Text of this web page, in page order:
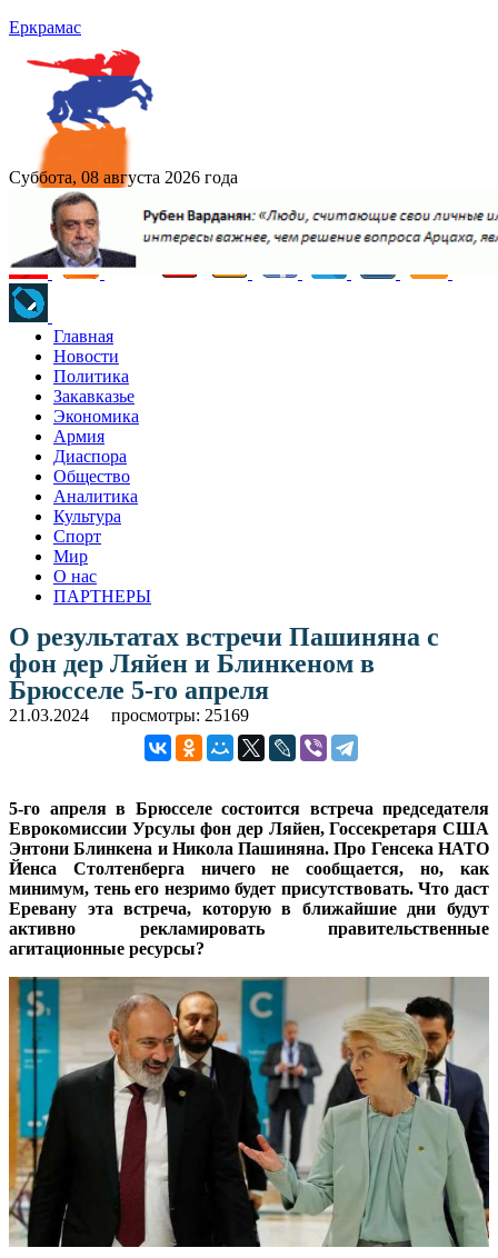
Еркрамас
Суббота, 08 августа 2026 года
Главная
Новости
Политика
Закавказье
Экономика
Армия
Диаспора
Общество
Аналитика
Культура
Спорт
Мир
О нас
ПАРТНЕРЫ
О результатах встречи Пашиняна с
фон дер Ляйен и Блинкеном в
Брюсселе 5-го апреля
21.03.2024 просмотры: 25169
5-го апреля в Брюсселе состоится встреча председателя
Еврокомиссии Урсулы фон дер Ляйен, Госсекретаря США
Энтони Блинкена и Никола Пашиняна. Про Генсека НАТО
Йенса Столтенберга ничего не сообщается, но, как
минимум, тень его незримо будет присутствовать. Что даст
Еревану эта встреча, которую в ближайшие дни будут
активно рекламировать правительственные
агитационные ресурсы?